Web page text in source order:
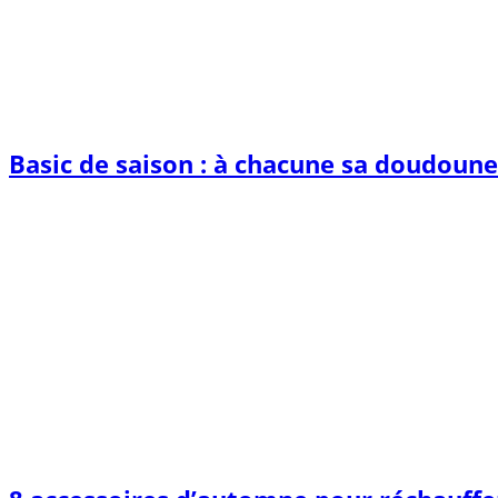
Basic de saison : à chacune sa